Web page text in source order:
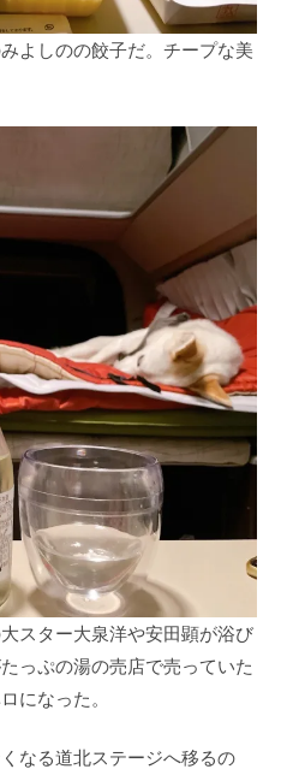
よしのの餃子だ。チープな美
スター大泉洋や安田顕が浴び
っぷの湯の売店で売っていた
になった。
なる道北ステージへ移るの